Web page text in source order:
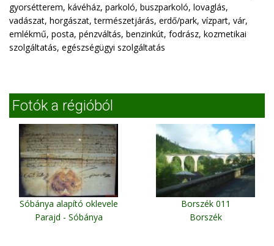
gyorsétterem, kávéház, parkoló, buszparkoló, lovaglás,
vadászat, horgászat, természetjárás, erdő/park, vízpart, vár,
emlékmű, posta, pénzváltás, benzinkút, fodrász, kozmetikai
szolgáltatás, egészségügyi szolgáltatás
Fotók a régióból
Sóbánya alapító oklevele
Parajd - Sóbánya
Borszék 011
Borszék